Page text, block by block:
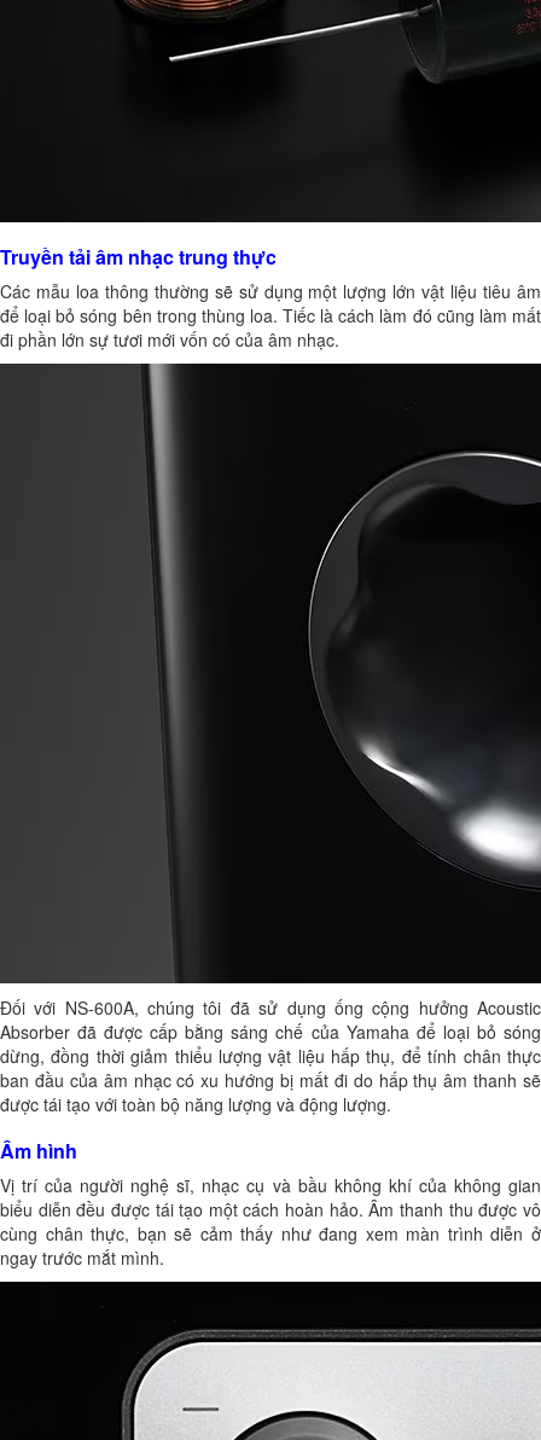
Truyền tải âm nhạc trung thực
Các mẫu loa thông thường sẽ sử dụng một lượng lớn vật liệu tiêu âm
để loại bỏ sóng bên trong thùng loa. Tiếc là cách làm đó cũng làm mất
đi phần lớn sự tươi mới vốn có của âm nhạc.
Đối với NS-600A, chúng tôi đã sử dụng ống cộng hưởng Acoustic
Absorber đã được cấp bằng sáng chế của Yamaha để loại bỏ sóng
dừng, đồng thời giảm thiểu lượng vật liệu hấp thụ, để tính chân thực
ban đầu của âm nhạc có xu hướng bị mất đi do hấp thụ âm thanh sẽ
được tái tạo với toàn bộ năng lượng và động lượng.
Âm hình
Vị trí của người nghệ sĩ, nhạc cụ và bầu không khí của không gian
biểu diễn đều được tái tạo một cách hoàn hảo. Âm thanh thu được vô
cùng chân thực, bạn sẽ cảm thấy như đang xem màn trình diễn ở
ngay trước mắt mình.